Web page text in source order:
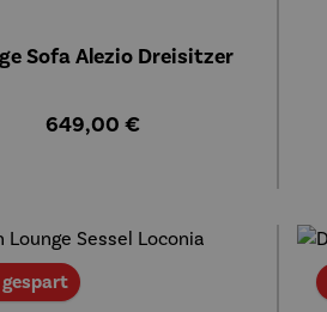
Sofa Alezio Dreisitzer
Regulärer Preis:
649,00 €
Rabatt